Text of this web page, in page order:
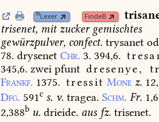
NLexer FindeB
trisenet, mitzuckergemischtes
gewürzpulver, confect. trysanet
78. drysenet Chr. 3. 394,6.
345,6. zwei pfunt dresenye,
Frankf. 1375. tressit Mone z.
Dfg. 591c s. v. tragea. Schm. Fr.
2,388b u. drieide. aus fz. trisenet.